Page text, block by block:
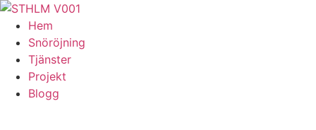
Skip
content
Hem
Snöröjning
Tjänster
Projekt
Blogg